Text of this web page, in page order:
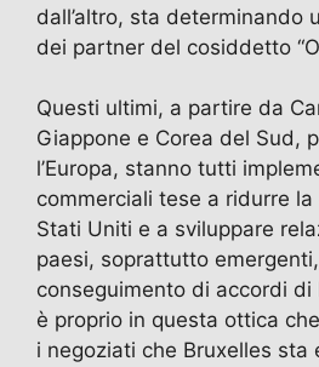
dall’altro, sta determinando
dei partner del cosiddetto
Questi ultimi, a partire da
Giappone e Corea del Sud,
l’Europa, stanno tutti
commerciali tese a ridurre
Stati Uniti e a sviluppare
paesi, soprattutto
conseguimento di accordi di
è proprio in questa ottica
i negoziati che Bruxelles